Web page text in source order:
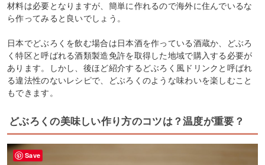
材料は必要となりますが、簡単に作れるので海外に住んでいるな
ら作ってみると良いでしょう。
日本でどぶろくを飲む場合は日本酒を作っている酒蔵か、どぶろ
く特区と呼ばれる酒類製造免許を取得した地域で購入する必要が
あります。しかし、後ほど紹介するどぶろく風ドリンクと呼ばれ
る違法性のないレシピで、どぶろくのような味わいを楽しむこと
もできます。
どぶろくの美味しい作り方のコツは？温度が重要？
Save